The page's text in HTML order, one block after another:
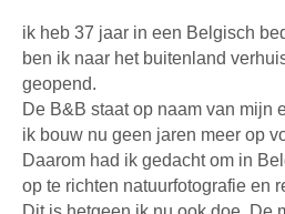
ik heb 37 jaar in een Belgisch
ben ik naar het buitenland
geopend.
De B&B staat op naam van mijn
ik bouw nu geen jaren meer op
Daarom had ik gedacht om in
op te richten natuurfotografie en